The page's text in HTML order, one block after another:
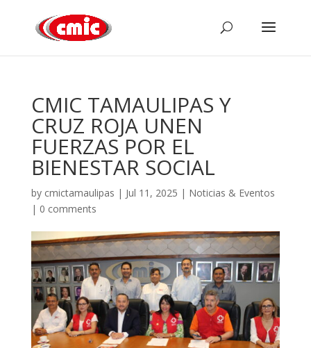
CMIC TAMAULIPAS Y
CRUZ ROJA UNEN
FUERZAS POR EL
BIENESTAR SOCIAL
by cmictamaulipas | Jul 11, 2025 | Noticias & Eventos
| 0 comments